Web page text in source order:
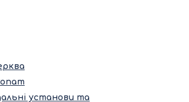
установи та